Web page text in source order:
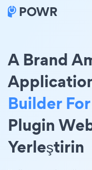
A Brand
Builder
Plugin
Yerleştirin